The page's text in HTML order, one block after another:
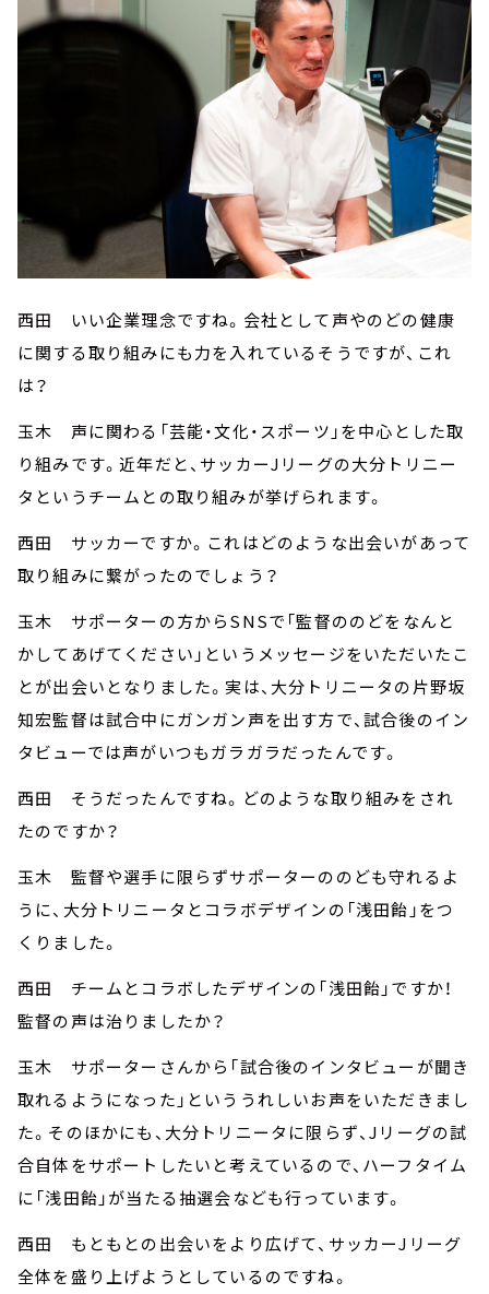
西田 いい企業理念ですね。会社として声やのどの健康
に関する取り組みにも力を入れているそうですが、これ
は？
玉木 声に関わる「芸能・文化・スポーツ」を中心とした取
り組みです。近年だと、サッカーJリーグの大分トリニー
タというチームとの取り組みが挙げられます。
西田 サッカーですか。これはどのような出会いがあって
取り組みに繋がったのでしょう？
玉木 サポーターの方からSNSで「監督ののどをなんと
かしてあげてください」というメッセージをいただいたこ
とが出会いとなりました。実は、大分トリニータの片野坂
知宏監督は試合中にガンガン声を出す方で、試合後のイン
タビューでは声がいつもガラガラだったんです。
西田 そうだったんですね。どのような取り組みをされ
たのですか？
玉木 監督や選手に限らずサポーターののども守れるよ
うに、大分トリニータとコラボデザインの「浅田飴」をつ
くりました。
西田 チームとコラボしたデザインの「浅田飴」ですか！
監督の声は治りましたか？
玉木 サポーターさんから「試合後のインタビューが聞き
取れるようになった」といううれしいお声をいただきまし
た。そのほかにも、大分トリニータに限らず、Jリーグの試
合自体をサポートしたいと考えているので、ハーフタイム
に「浅田飴」が当たる抽選会なども行っています。
西田 もともとの出会いをより広げて、サッカーJリーグ
全体を盛り上げようとしているのですね。